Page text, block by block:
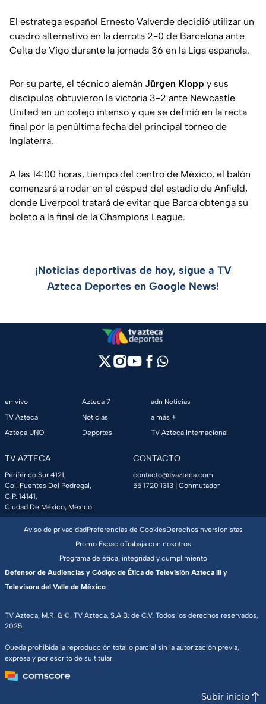
El estratega español Ernesto Valverde decidió utilizar un
cuadro alternativo en la derrota 2-0 de Barcelona ante
Celta de Vigo durante la jornada 36 en la Liga española.
Por su parte, el técnico alemán Jürgen Klopp y sus
discípulos obtuvieron la victoria 3-2 ante Newcastle
United en un cotejo intenso y que se definió en la recta
final por la penúltima fecha del principal torneo de
Inglaterra.
A las 14:00 horas, tiempo del centro de México, el balón
comenzará a rodar en el césped del estadio de Anfield,
donde Liverpool tratará de evitar que Barca obtenga su
boleto a la final de la Champions League.
¡Noticias deportivas de hoy, sigue a TV
Azteca Deportes en Google News!
en vivo
TV Azteca
Azteca UNO
Azteca 7
Noticias
Deportes
adn Noticias
a más +
TV Azteca Internacional
TV AZTECA
Periférico Sur 4121,
Col. Fuentes Del Pedregal,
C.P. 14141,
Ciudad De México, México.
CONTACTO
contacto@tvazteca.com
55 1720 1313 | Conmutador
TV Azteca, M.R. & ©, TV Azteca, S.A.B. de C.V. Todos los derechos reservados,
2025.
Queda prohibida la reproducción total o parcial sin la autorización previa,
expresa y por escrito de su titular.
Aviso de privacidadPreferencias de CookiesDerechosInversionistas
Promo EspacioTrabaja con nosotros
Programa de ética, integridad y cumplimiento
Defensor de Audiencias y Código de Ética de Televisión Azteca III y
Televisora del Valle de México
Subir inicio